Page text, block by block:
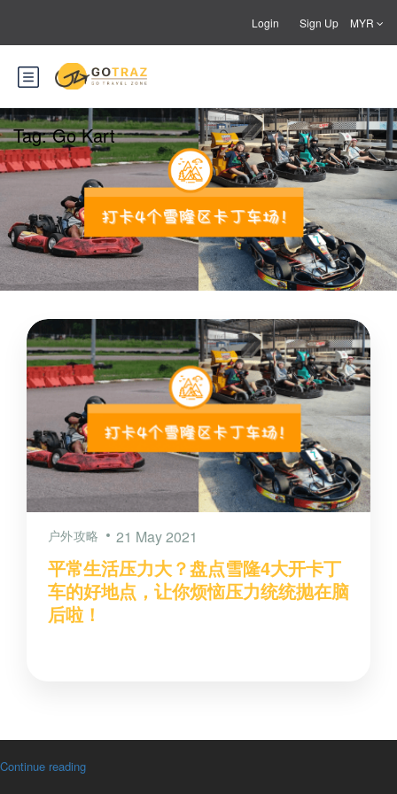
Login Sign Up MYR
Tag:Go Kart
户外攻略 21 May 2021
平常生活压力大？盘点雪隆4大开卡丁
车的好地点，让你烦恼压力统统抛在脑
后啦！
Continue reading